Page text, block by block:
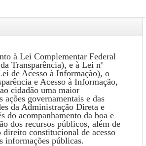
à Lei Complementar Federal
Transparência), e à Lei nº
de Acesso à Informação), o
e Acesso à Informação,
cidadão uma maior
ações governamentais e das
da Administração Direta e
do acompanhamento da boa e
dos recursos públicos, além de
direito constitucional de acesso
informações públicas.